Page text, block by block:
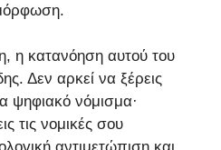
η κατανόηση αυτού του
Δεν αρκεί να ξέρεις
ψηφιακό νόμισμα·
τις νομικές σου